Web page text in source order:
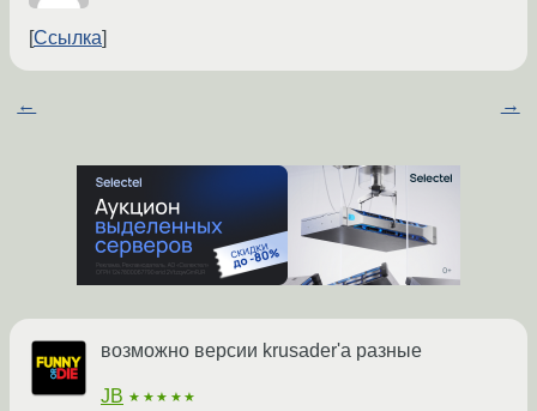
Ссылка
← →
возможно версии krusader'а разные
JB ★★★★★